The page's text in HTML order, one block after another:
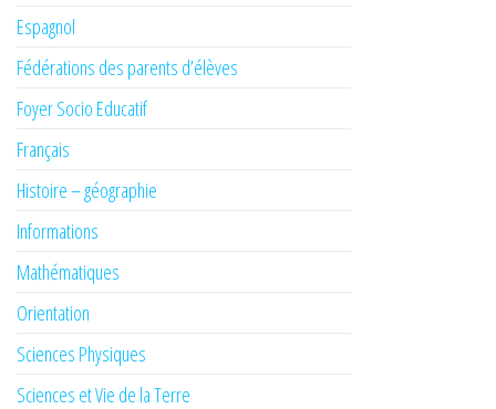
Espagnol
Fédérations des parents d’élèves
Foyer Socio Educatif
Français
Histoire – géographie
Informations
Mathématiques
Orientation
Sciences Physiques
Sciences et Vie de la Terre